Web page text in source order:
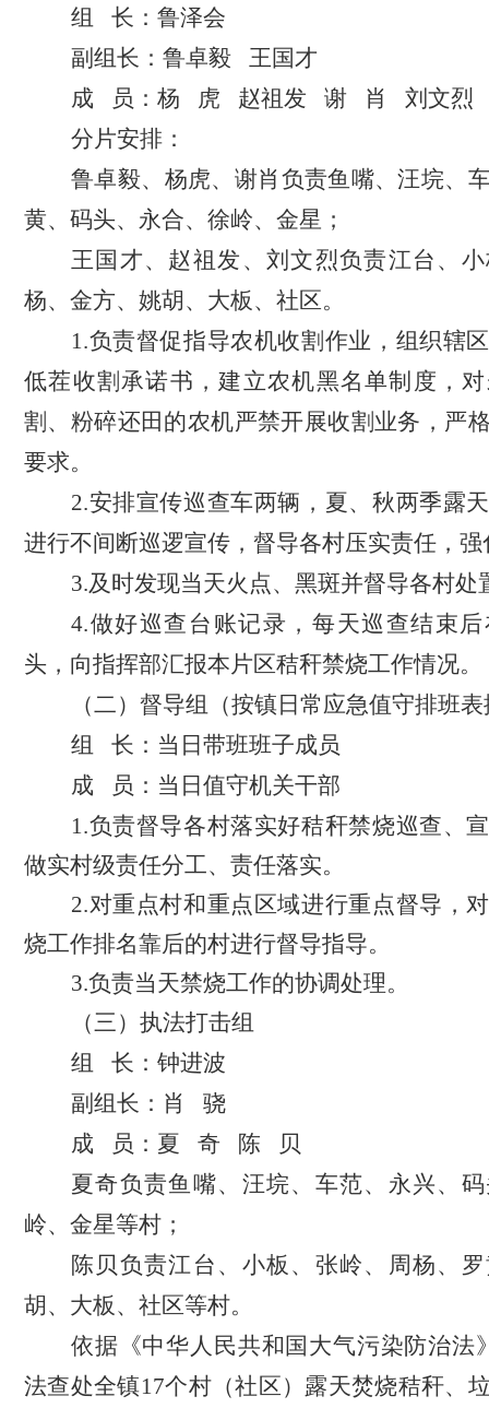
组
长：鲁泽会
副组长：鲁卓毅
王国才
成
员：杨 虎 赵祖发 谢 肖
刘文烈
分片安排：
鲁卓毅、杨虎、谢肖负责鱼嘴、汪垸、
黄、码头、永合、徐岭、金星；
王国才、赵祖发、刘文烈负责江台、
杨、金方、姚胡、大板、社区。
1.负责督促指导农机收割作业，组织辖
低茬收割承诺书，建立农机黑名单制度，
割、粉碎还田的农机严禁开展收割业务，严
要求。
2.安排宣传巡查车两辆，夏、秋两季露
进行不间断巡逻宣传，督导各村压实责任，强
3.及时发现当天火点、黑斑并督导各村处
4.做好巡查台账记录，每天巡查结束
头，向指挥部汇报本片区秸秆禁烧工作情况。
（二）督导组（按镇日常应急值守排班
组
长：当日带班班子成员
成
员：当日值守机关干部
1.负责督导各村落实好秸秆禁烧巡查、
做实村级责任分工、责任落实。
2.对重点村和重点区域进行重点督导，
烧工作排名靠后的村进行督导指导。
3.负责当天禁烧工作的协调处理。
（三）执法打击组
组
长：钟进波
副组长：肖
骁
成
员：夏 奇 陈
贝
夏奇负责鱼嘴、汪垸、车范、永兴、
岭、金星等村；
陈贝负责江台、小板、张岭、周杨、
胡、大板、社区等村。
依据《中华人民共和国大气污染防治法
法查处全镇17个村（社区）露天焚烧秸秆、